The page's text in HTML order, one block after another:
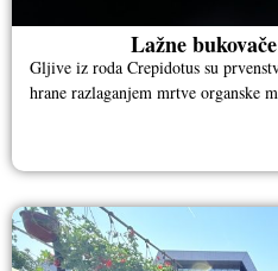
Lažne
Gljive iz roda Crepidotus su
hrane razlaganjem mrtve organske